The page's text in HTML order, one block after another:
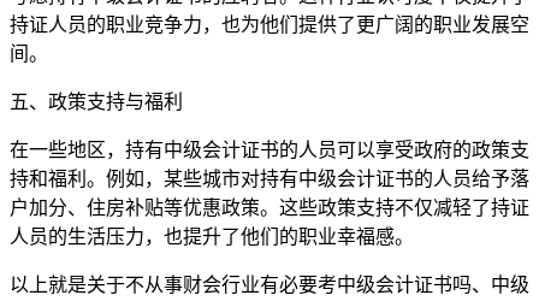
持证人员的职业竞争力，也为他们提供了更广阔的职业发展空
间。
五、政策支持与福利
在一些地区，持有中级会计证书的人员可以享受政府的政策支
持和福利。例如，某些城市对持有中级会计证书的人员给予落
户加分、住房补贴等优惠政策。这些政策支持不仅减轻了持证
人员的生活压力，也提升了他们的职业幸福感。
以上就是关于不从事财会行业有必要考中级会计证书吗、中级